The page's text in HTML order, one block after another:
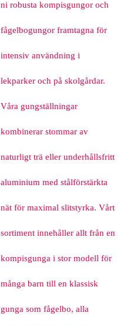
ni robusta kompisgungor och
fågelbogungor framtagna för
intensiv användning i
lekparker och på skolgårdar.
Våra gungställningar
kombinerar stommar av
naturligt trä eller underhållsfritt
aluminium med stålförstärkta
nät för maximal slitstyrka. Vårt
sortiment innehåller allt från en
kompisgunga i stor modell för
många barn till en klassisk
gunga som fågelbo, alla